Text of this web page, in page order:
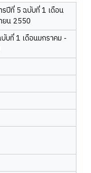
รปีที่ 5 ฉบับที่ 1 เดือน
ยน 2550
บที่ 1 เดือนมกราคม -